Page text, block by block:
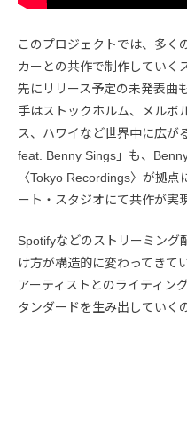
このプロジェクトでは、多く
カーとの共作で制作していく
先にリリース予定の未発表曲
手はストックホルム、メルボ
ス、ハワイなど世界中に広が
feat. Benny Sings」も、
〈Tokyo Recordings〉が拠
ート・スタジオにて共作が実
Spotifyなどのストリーミング
け方が構造的に変わってきて
アーティストとのライティン
タンダードを生み出していく